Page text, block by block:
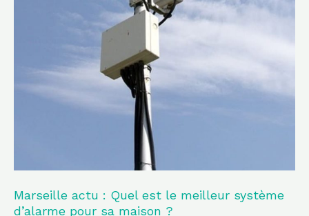
Marseille actu : Quel est le meilleur système
d’alarme pour sa maison ?